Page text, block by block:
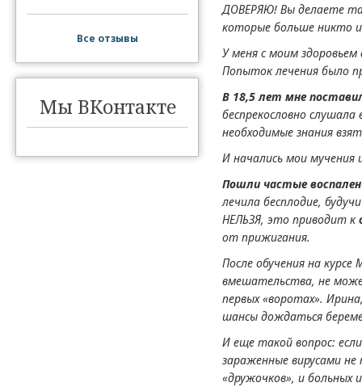
Все отзывы
Мы ВКонтакте
ДОВЕРЯЮ! Вы делаете
которые больше никто
У меня с моим
Попыток лечения было
В 18,5 лет мне
беспрекословно
необходимые знания
И начались мои
Пошли частые
лечила бесплодие,
НЕЛЬЗЯ, это приводит к
от прижигания.
После обучения на
вмешательства, не
первых «воротах».
шансы дождаться
И еще такой вопрос:
зараженные вирусами
«дружочков», и больных